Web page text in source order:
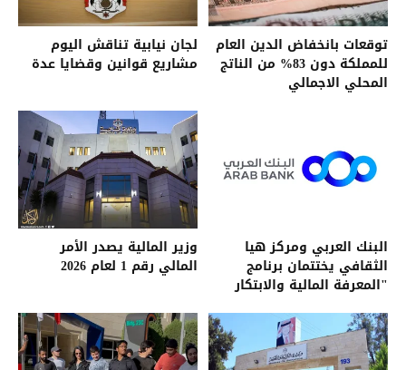
توقعات بانخفاض الدين العام
للمملكة دون 83% من الناتج
المحلي الاجمالي
لجان نيابية تناقش اليوم
مشاريع قوانين وقضايا عدة
البنك العربي ومركز هيا
الثقافي يختتمان برنامج
"المعرفة المالية والابتكار
وزير المالية يصدر الأمر
المالي رقم 1 لعام 2026